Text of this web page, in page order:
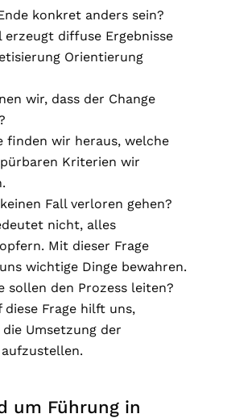
konkret anders sein?
erzeugt diffuse Ergebnisse
Orientierung
wir, dass der Change
finden wir heraus, welche
Kriterien wir
Fall verloren gehen?
nicht, alles
Mit dieser Frage
wichtige Dinge bewahren.
sollen den Prozess leiten?
Frage hilft uns,
Umsetzung der
um Führung in